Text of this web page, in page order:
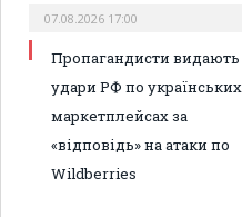
07.08.2026 17:00
Пропагандисти видають
удари РФ по українських
маркетплейсах за
«відповідь» на атаки по
Wildberries